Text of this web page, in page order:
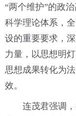
“两个维护”的政
科学理论体系，
设的重要要求，
力量，以思想明
思想成果转化为
效。
连茂君强调